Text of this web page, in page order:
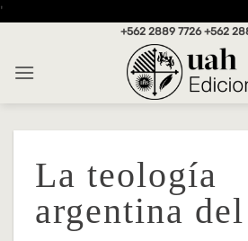
'Saltar
+562 2889 7726 +562
La teología
argentina